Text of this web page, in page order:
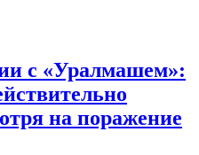
с «Уралмашем»:
на поражение